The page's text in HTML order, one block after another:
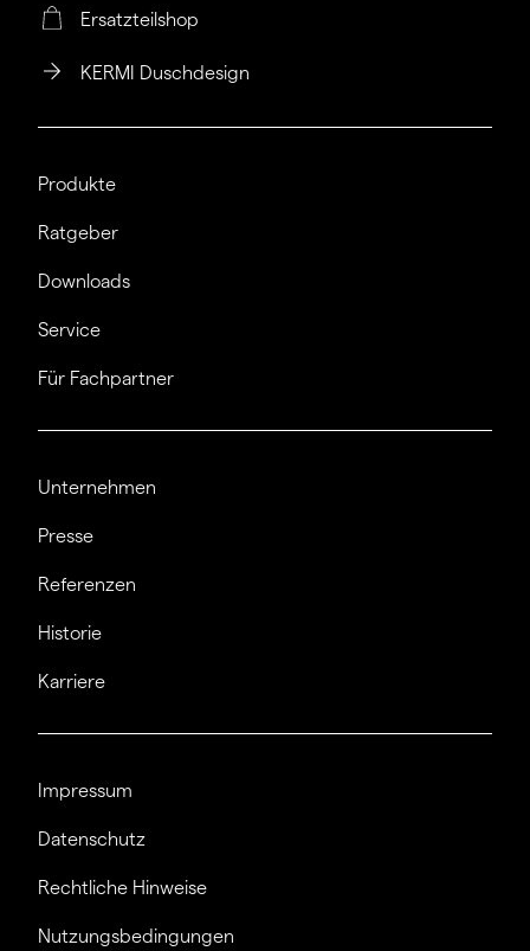
Ersatzteilshop
KERMI Duschdesign
Produkte
Ratgeber
Downloads
Service
Für Fachpartner
Unternehmen
Presse
Referenzen
Historie
Karriere
Impressum
Datenschutz
Rechtliche Hinweise
Nutzungsbedingungen